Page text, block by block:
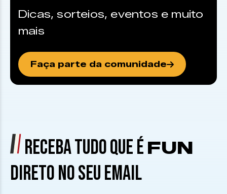
Dicas, sorteios, eventos e muito
mais
Faça parte da comunidade
RECEBA TUDO QUE É FUN
DIRETO NO SEU EMAIL